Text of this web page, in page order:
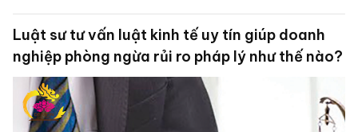
Luật sư tư vấn luật kinh tế uy tín giúp doanh
nghiệp phòng ngừa rủi ro pháp lý như thế nào?